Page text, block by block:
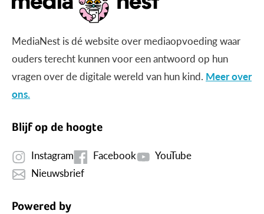
MediaNest is dé website over mediaopvoeding waar
ouders terecht kunnen voor een antwoord op hun
vragen over de digitale wereld van hun kind. Meer over
ons.
Blijf op de hoogte
Instagram Facebook
YouTube
Nieuwsbrief
Powered by